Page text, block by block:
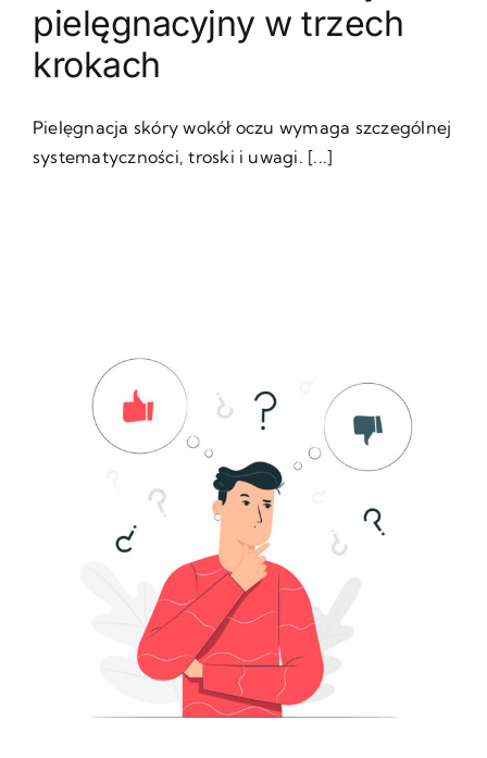
pielęgnacyjny w trzech
krokach
Pielęgnacja skóry wokół oczu wymaga szczególnej
systematyczności, troski i uwagi. [...]